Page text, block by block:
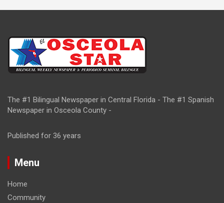
The #1 Bilingual Newspaper in Central Florida - The #1 Spanish
Newspaper in Osceola County -
Published for 36 years
Menu
Home
Community